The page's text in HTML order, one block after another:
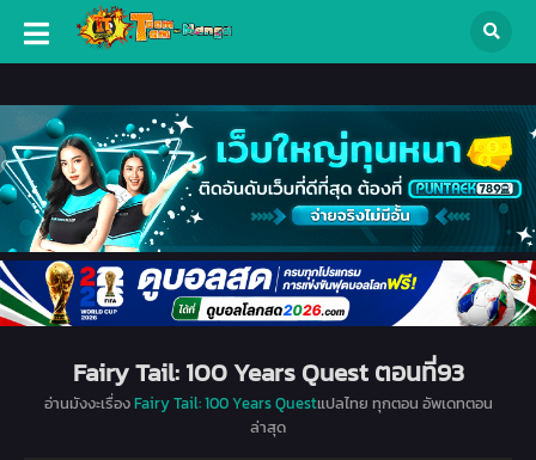
Fairy Tail: 100 Years Quest ตอนที่93
อ่านมังงะเรื่องFairy Tail: 100 Years Questแปลไทย ทุกตอน อัพเดทตอน
ล่าสุด